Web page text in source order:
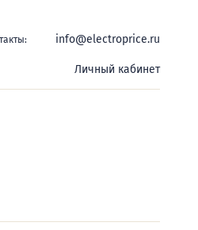
info@electroprice.ru
Личный кабинет